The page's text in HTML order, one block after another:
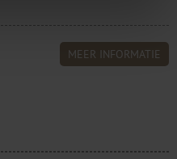
MEER INFORMATIE